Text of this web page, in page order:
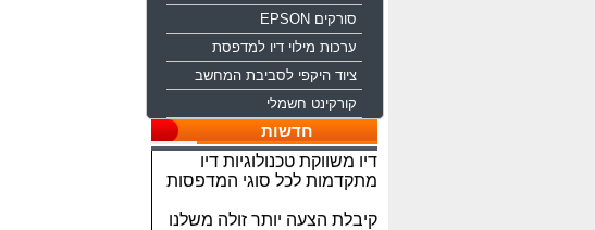
סורקים EPSON
ערכות מילוי דיו למדפסת
ציוד היקפי לסביבת המחשב
קורקינט חשמלי
חדשות
ברוכים הבאים לחברת איי ניד
דיו משווקת טכנולוגיות דיו
מתקדמות לכל סוגי המדפסות
צלצל וקבל הנחה!!!